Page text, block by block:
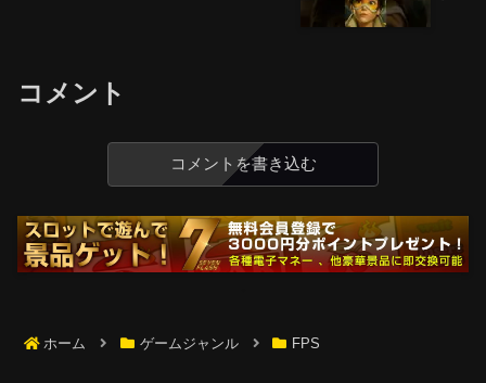
コメント
コメントを書き込む
ホーム ゲームジャンル FPS